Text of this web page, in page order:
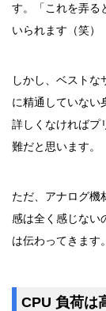
す。「これを弄る
いられます（笑）
しかし、ベスト
に精通していない
詳しくなければプ
難だと思います。
ただ、アナログ機
感は全く感じない
は伝わってきます
CPU 負荷は